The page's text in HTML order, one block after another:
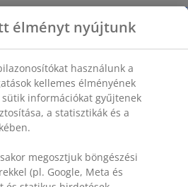
termékre
ahogy Ön szeretné
élményt nyújtunk
használunk a
kellemes élményének
információkat gyűjtenek
a statisztikák és a
megosztjuk böngészési
(pl. Google, Meta és